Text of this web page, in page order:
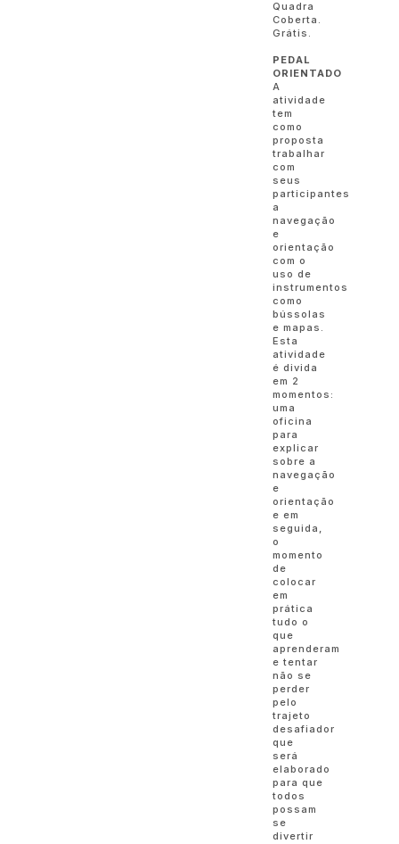
Quadra
Coberta.
Grátis.
PEDAL
ORIENTADO
A
atividade
tem
como
proposta
trabalhar
com
seus
participantes
a
navegação
e
orientação
com o
uso de
instrumentos
como
bússolas
e mapas.
Esta
atividade
é divida
em 2
momentos:
uma
oficina
para
explicar
sobre a
navegação
e
orientação
e em
seguida,
o
momento
de
colocar
em
prática
tudo o
que
aprenderam
e tentar
não se
perder
pelo
trajeto
desafiador
que
será
elaborado
para que
todos
possam
se
divertir